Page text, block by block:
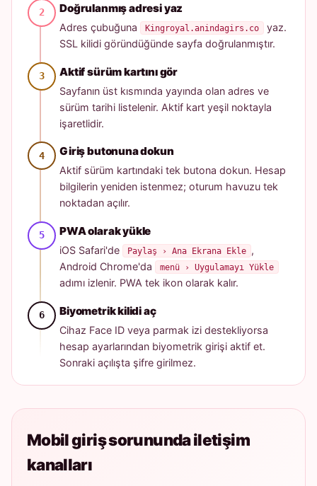
Doğrulanmış adresi yaz
Adres çubuğuna Kingroyal.anindagirs.co
yaz.
SSL kilidi göründüğünde sayfa doğrulanmıştır.
Aktif sürüm kartını gör
Sayfanın üst kısmında yayında olan adres ve
sürüm tarihi listelenir. Aktif kart yeşil noktayla
işaretlidir.
Giriş butonuna dokun
Aktif sürüm kartındaki tek butona dokun. Hesap
bilgilerin yeniden istenmez; oturum havuzu tek
noktadan açılır.
PWA olarak yükle
iOS Safari'de Paylaş › Ana Ekrana Ekle ,
Android Chrome'da
menü › Uygulamayı Yükle
adımı izlenir. PWA tek ikon olarak kalır.
Biyometrik kilidi aç
Cihaz Face ID veya parmak izi destekliyorsa
hesap ayarlarından biyometrik girişi aktif et.
Sonraki açılışta şifre girilmez.
Mobil giriş sorununda iletişim
kanalları